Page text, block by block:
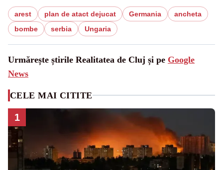
arest plan de atact dejucat Germania
ancheta
bombe
serbia Ungaria
Urmărește știrile Realitatea de Cluj și pe Google
News
CELE MAI CITITE
1